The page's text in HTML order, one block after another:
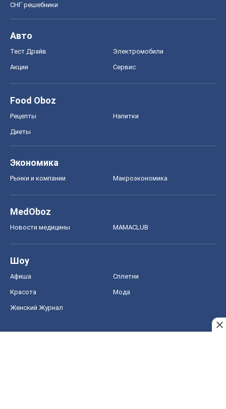
СНГ решебники
Авто
Тест Драйв Электромобили
Акции Сервис
Food Oboz
Рецепты Напитки
Диеты
Экономика
Рынки и компании Mакроэкономика
MedOboz
Новости медицины MAMACLUB
Шоу
Афиша Сплетни
Красота Мода
Женский Журнал